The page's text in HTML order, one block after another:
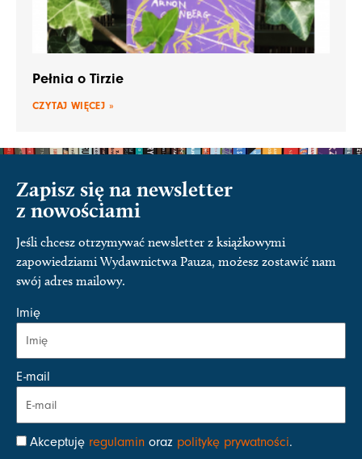
Pełnia o Tirzie
CZYTAJ WIĘCEJ »
Zapisz się na newsletter
z nowościami
Jeśli chcesz otrzymywać newsletter z książkowymi
zapowiedziami Wydawnictwa Pauza, możesz zostawić nam
swój adres mailowy.
Imię
E-mail
Akceptuję regulamin oraz politykę prywatności.